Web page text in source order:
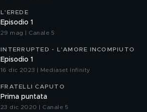
L'EREDE
Episodio 1
29 mag | Canale 5
INTERRUPTED - L'AMORE INCOMPIUTO
Episodio 1
16 dic 2023 | Mediaset Infinity
FRATELLI CAPUTO
Prima puntata
23 dic 2020 | Canale 5